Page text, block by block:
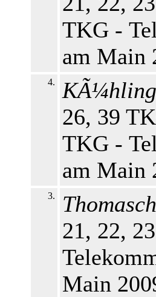
TKG -
am Main
4. KÃ¼hling
26, 39
TKG -
am Main
3.
21, 22,
Main